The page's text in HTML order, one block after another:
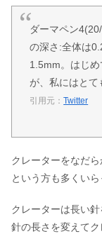
ダーマペン
の深さ:全体は
1.5mm。はじ
が、私にはとて
引用元：Twitter
クレーターをなだ
という方も多くいら
クレーターは長い
針の長さを変えて